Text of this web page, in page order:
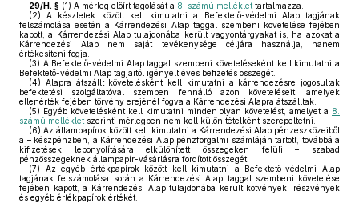
29/H. § (1) A mérleg előírt tagolását a 8. számú melléklet tartalmazza.
(2) A készletek között kell kimutatni a Befektető-védelmi Alap tagjának
felszámolása esetén a Kárrendezési Alap taggal szembeni követelése fejében
kapott, a Kárrendezési Alap tulajdonába került vagyontárgyakat is, ha azokat a
Kárrendezési Alap nem saját tevékenysége céljára használja, hanem
értékesíteni fogja.
(3) A Befektető-védelmi Alap taggal szembeni követeléseként kell kimutatni a
Befektető-védelmi Alap tagjaitól igényelt éves befizetés összegét.
(4) Alapra átszállt követelésként kell kimutatni a kárrendezésre jogosultak
befektetési szolgáltatóval szemben fennálló azon követeléseit, amelyek
ellenérték fejében törvény erejénél fogva a Kárrendezési Alapra átszálltak.
(5) Egyéb követelésként kell kimutatni minden olyan követelést, amelyet a 8.
számú melléklet szerinti mérlegben nem kell külön tételként szerepeltetni.
(6) Az állampapírok között kell kimutatni a Kárrendezési Alap pénzeszközeiből
a – készpénzben, a Kárrendezési Alap pénzforgalmi számláján tartott, továbbá a
kifizetések lebonyolítására elkülönített összegeken felüli – szabad
pénzösszegeknek állampapír-vásárlásra fordított összegét.
(7) Az egyéb értékpapírok között kell kimutatni a Befektető-védelmi Alap
tagjának felszámolása során a Kárrendezési Alap taggal szembeni követelése
fejében kapott, a Kárrendezési Alap tulajdonába került kötvények, részvények
és egyéb értékpapírok értékét.